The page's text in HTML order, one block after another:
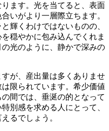
ります。光を当てると、表面
いがより一層際立ちます。
輝くわけではないものの、
穏やかに包み込んでくれま
光のように、静かで深みの
が、 産出量は多くありませ
限られています。希少価値
間では、垂涎の的となって
別感を求める人にとって、
えるでしょう。